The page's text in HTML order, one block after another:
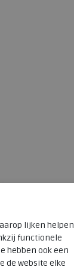
lijken helpen
functionele
hebben ook een
de website elke